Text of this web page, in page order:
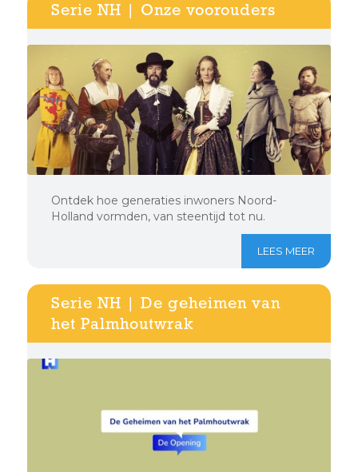
Serie NH | Onze voorouders
Ontdek hoe generaties inwoners Noord-
Holland vormden, van steentijd tot nu.
LEES MEER
Serie NH | De geheimen van
het Palmhoutwrak